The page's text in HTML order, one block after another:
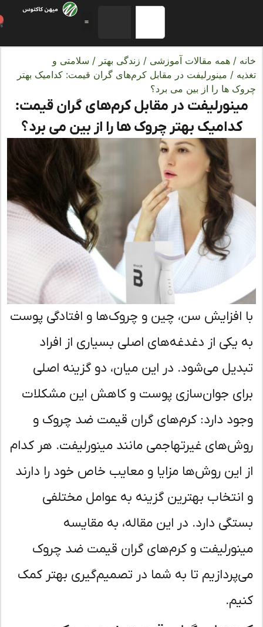
/همه مقالات آموزشی/زندگی بهتر /سلامتی و
/ مینورلیفت در مقابل کرم‌های گران قیمت: کدامیک بهتر
ها را از بین می برد؟
در مقابل کرم‌های گران قیمت:
کدامیک بهتر چروک ها را از بین می برد؟
افزایش سن، چین و چروک‌ها و افتادگی پوست
یکی از دغدغه‌های اصلی بسیاری از افراد
می‌شود. در این میان، دو گزینه اصلی
جوان‌سازی پوست و کاهش این مشکلات
دارد: کرم‌های گران قیمت ضد چروک و
غیرتهاجمی مانند مینورلیفت. هر کدام
این روش‌ها مزایا و معایب خاص خود را دارند
بهترین گزینه به عوامل مختلفی
دارد. در این مقاله، به مقایسه
و کرم‌های گران قیمت ضد چروک
تا به شما در تصمیم‌گیری بهتر کمک